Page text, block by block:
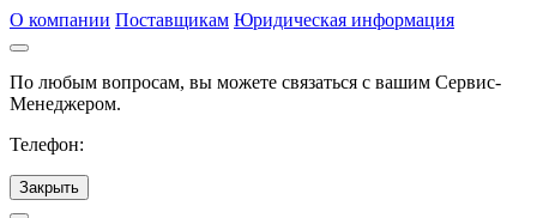
О компании Поставщикам Юридическая информация
По любым вопросам, вы можете связаться с вашим Сервис-
Менеджером.
Телефон:
Закрыть